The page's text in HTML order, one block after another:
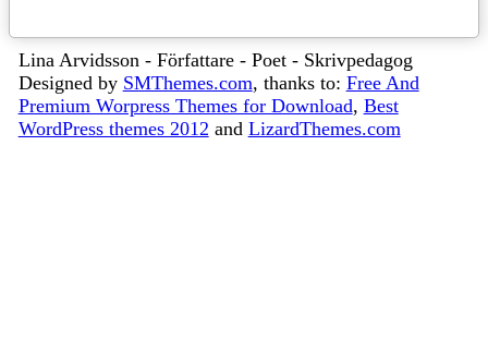
Lina Arvidsson - Författare - Poet - Skrivpedagog
Designed by SMThemes.com, thanks to: Free And
Premium Worpress Themes for Download, Best
WordPress themes 2012 and LizardThemes.com